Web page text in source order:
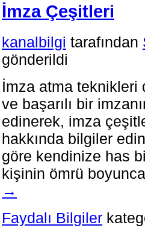
İmza Çeşitleri
kanalbilgi tarafından
gönderildi
İmza atma teknikleri
ve başarılı bir
edinerek, imza
hakkında bilgiler
göre kendinize has
kişinin ömrü
→
Faydalı Bilgiler